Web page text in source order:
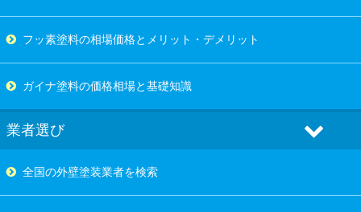
フッ素塗料の相場価格とメリット・デメリット
ガイナ塗料の価格相場と基礎知識
業者選び
全国の外壁塗装業者を検索